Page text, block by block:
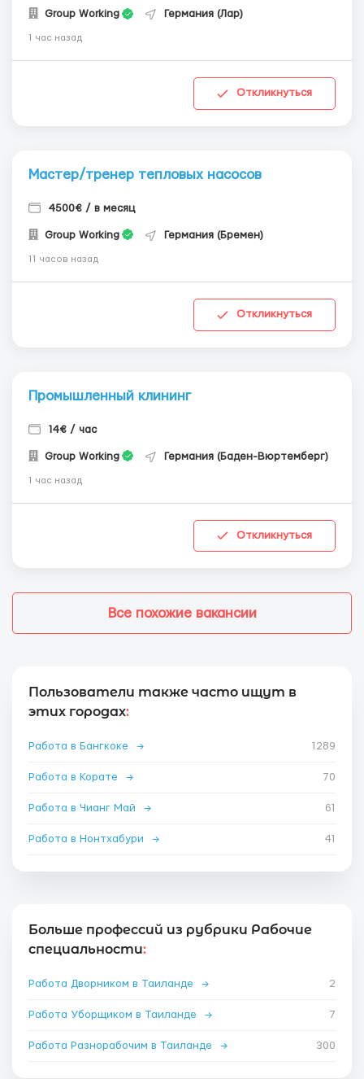
Group Working Германия (Лар)
1 час назад
Откликнуться
Мастер/тренер тепловых насосов
4500€ / в месяц
Group Working Германия (Бремен)
11 часов назад
Откликнуться
Промышленный клининг
14€ / час
Group Working Германия (Баден-Вюртемберг)
1 час назад
Откликнуться
Все похожие вакансии
Пользователи также часто ищут в
этих городах:
Работа в Бангкоке → 1289
Работа в Корате → 70
Работа в Чианг Май → 61
Работа в Нонтхабури → 41
Больше профессий из рубрики Рабочие
специальности:
Работа Дворником в Таиланде → 2
Работа Уборщиком в Таиланде → 7
Работа Разнорабочим в Таиланде → 300